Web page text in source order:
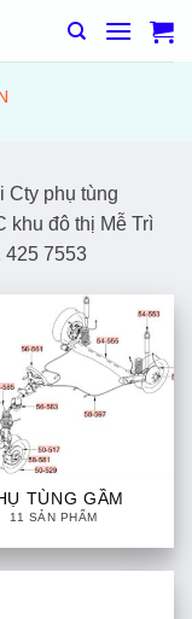
Cty phụ tùng
khu đô thị Mễ Trì
425 7553
TÙNG GẦM
11 SẢN PHẨM